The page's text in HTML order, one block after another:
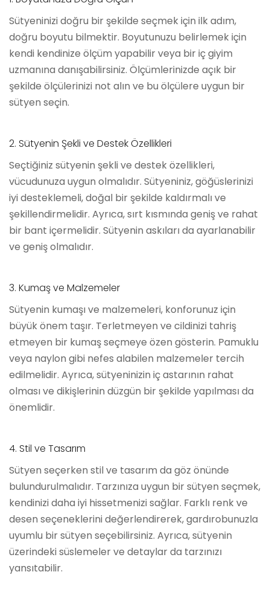
Sütyeninizi doğru bir şekilde seçmek için ilk adım,
doğru boyutu bilmektir. Boyutunuzu belirlemek için
kendi kendinize ölçüm yapabilir veya bir iç giyim
uzmanına danışabilirsiniz. Ölçümlerinizde açık bir
şekilde ölçülerinizi not alın ve bu ölçülere uygun bir
sütyen seçin.
2. Sütyenin Şekli ve Destek Özellikleri
Seçtiğiniz sütyenin şekli ve destek özellikleri,
vücudunuza uygun olmalıdır. Sütyeniniz, göğüslerinizi
iyi desteklemeli, doğal bir şekilde kaldırmalı ve
şekillendirmelidir. Ayrıca, sırt kısmında geniş ve rahat
bir bant içermelidir. Sütyenin askıları da ayarlanabilir
ve geniş olmalıdır.
3. Kumaş ve Malzemeler
Sütyenin kumaşı ve malzemeleri, konforunuz için
büyük önem taşır. Terletmeyen ve cildinizi tahriş
etmeyen bir kumaş seçmeye özen gösterin. Pamuklu
veya naylon gibi nefes alabilen malzemeler tercih
edilmelidir. Ayrıca, sütyeninizin iç astarının rahat
olması ve dikişlerinin düzgün bir şekilde yapılması da
önemlidir.
4. Stil ve Tasarım
Sütyen seçerken stil ve tasarım da göz önünde
bulundurulmalıdır. Tarzınıza uygun bir sütyen seçmek,
kendinizi daha iyi hissetmenizi sağlar. Farklı renk ve
desen seçeneklerini değerlendirerek, gardırobunuzla
uyumlu bir sütyen seçebilirsiniz. Ayrıca, sütyenin
üzerindeki süslemeler ve detaylar da tarzınızı
yansıtabilir.